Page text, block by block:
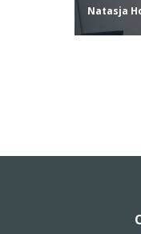
Natasja